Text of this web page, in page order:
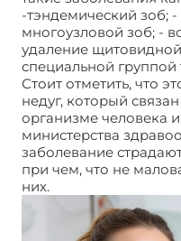
-тэндемический зоб; -
многоузловой зоб; -
удаление
специальной группой
Стоит отметить, что
недуг, который
организме человека и
министерства
заболевание
при чем, что не
них.